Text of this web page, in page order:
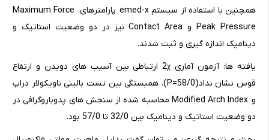
همچنین با استفاده از سیستم emed-x پارامترهایMaximum Force ،
Peak Pressure و Contact Area نیز در دو وضعیت استاتیک و
دینامیک اندازه گیری و ثبت شدند.
یافته ها: آزمون آماری 2χ ارتباطی بین آسیب های دویدن و ارتفاع
قوس نشان نداد(58/0=P). همبستگی بین تست بالینی ناویکولار دراپ
و Modified Arch Index محاسبه شده از سنجش های پدوباروگرافی در
دو وضعیت استاتیک و دینامیک بین 32/0 تا 57/0 بود.